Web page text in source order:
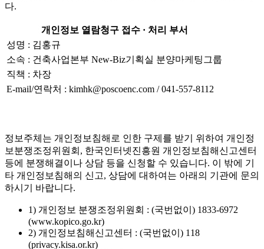
다.
개인정보 열람청구 접수 · 처리 부서
성명 : 김홍규
소속 : 건축사업본부 New-Biz기획실 분양마케팅그룹
직책 : 차장
E-mail/연락처 : kimhk@poscoenc.com / 041-557-8112
정보주체는 개인정보침해로 인한 구제를 받기 위하여 개인정
보분쟁조정위원회, 한국인터넷진흥원 개인정보침해신고센터
등에 분쟁해결이나 상담 등을 신청할 수 있습니다. 이 밖에 기
타 개인정보침해의 신고, 상담에 대하여는 아래의 기관에 문의
하시기 바랍니다.
1) 개인정보 분쟁조정위원회 : (국번없이) 1833-6972
(www.kopico.go.kr)
2) 개인정보침해신고센터 : (국번없이) 118
(privacy.kisa.or.kr)